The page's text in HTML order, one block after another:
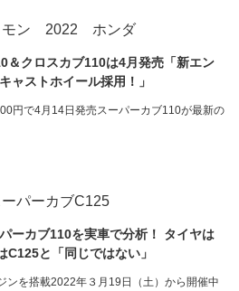
＆クロスカブ110は4月発売「新エン
ャストホイール採用！」
円で4月14日発売スーパーカブ110が最新の
ーカブ110を実車で分析！ タイヤは
C125と「同じではない」
ンを搭載2022年３月19日（土）から開催中